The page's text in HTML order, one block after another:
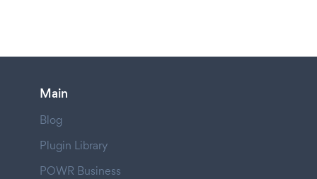
Main
Blog
Plugin Library
POWR Business